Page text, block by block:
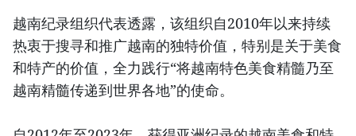
越南纪录组织代表透露，该组织自2010年以来持续
热衷于搜寻和推广越南的独特价值，特别是关于美食
和特产的价值，全力践行“将越南特色美食精髓乃至
越南精髓传递到世界各地”的使命。